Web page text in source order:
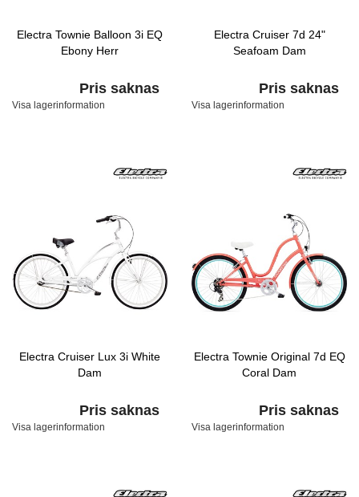
Electra Townie Balloon 3i EQ
Ebony Herr
Pris saknas
Visa lagerinformation
Electra Cruiser 7d 24"
Seafoam Dam
Pris saknas
Visa lagerinformation
Electra Cruiser Lux 3i White
Dam
Pris saknas
Visa lagerinformation
Electra Townie Original 7d EQ
Coral Dam
Pris saknas
Visa lagerinformation